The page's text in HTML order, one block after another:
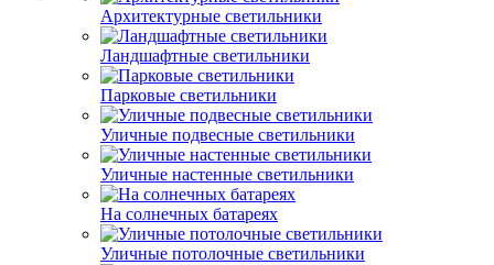
Архитектурные светильники
Ландшафтные светильники
Парковые светильники
Уличные подвесные светильники
Уличные настенные светильники
На солнечных батареях
Уличные потолочные светильники